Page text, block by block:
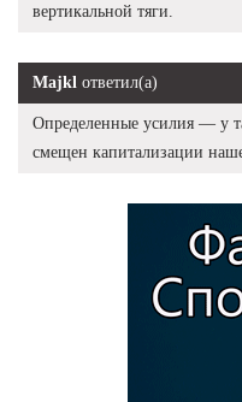
вертикальной тяги.
Majkl ответил(а)
Определенные усилия — у
смещен капитализации